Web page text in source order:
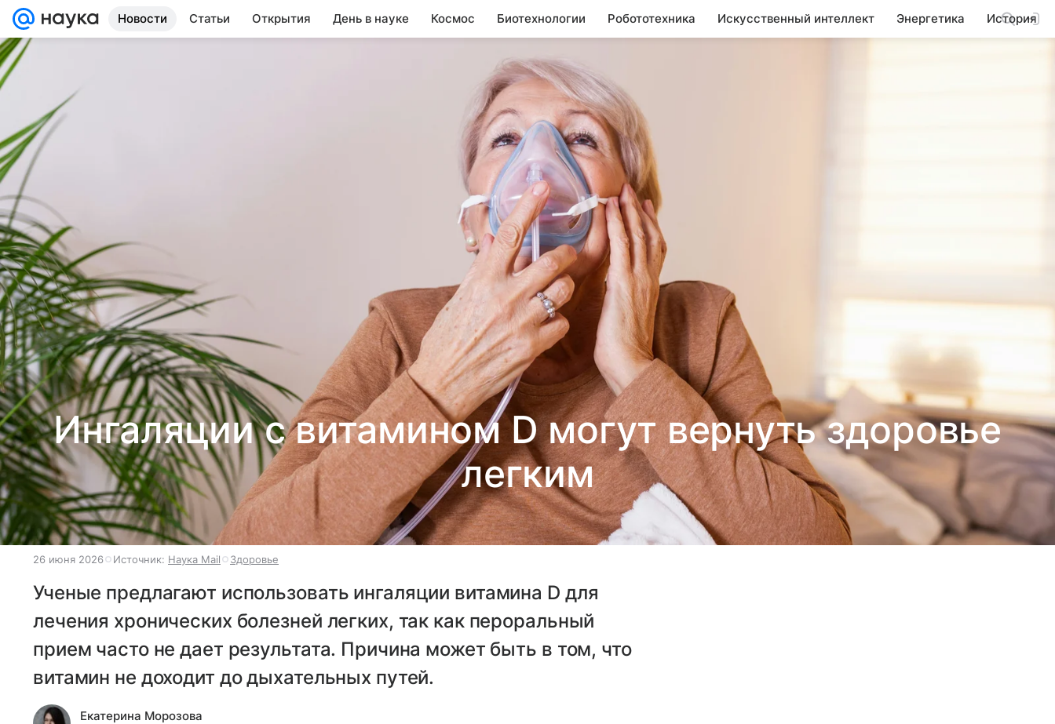
Новости Статьи Открытия День в науке Космос Биотехнологии Робототехника Искусственный интеллект Энергетика История
Ингаляции с витамином D могут вернуть здоровье
легким
26 июня 2026 Источник: Наука Mail Здоровье
Ученые предлагают использовать ингаляции витамина D для
лечения хронических болезней легких, так как пероральный
прием часто не дает результата. Причина может быть в том, что
витамин не доходит до дыхательных путей.
Екатерина Морозова